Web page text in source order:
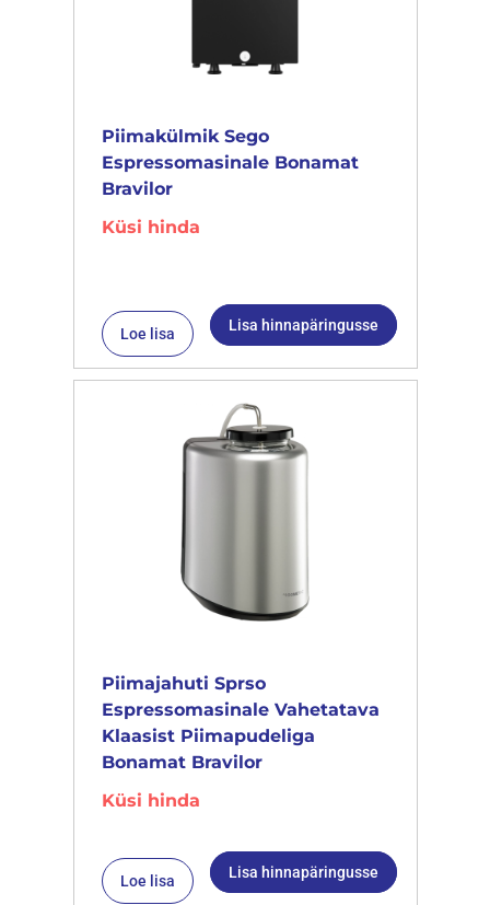
Piimakülmik Sego
Espressomasinale Bonamat
Bravilor
Küsi hinda
Loe lisa Lisa hinnapäringusse
Piimajahuti Sprso
Espressomasinale Vahetatava
Klaasist Piimapudeliga
Bonamat Bravilor
Küsi hinda
Loe lisa Lisa hinnapäringusse